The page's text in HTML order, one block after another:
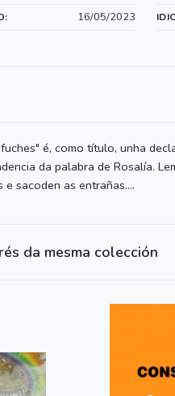
16/05/2023
é, como título, unha
da palabra de Rosalía.
sacoden as entrañas....
da mesma colección